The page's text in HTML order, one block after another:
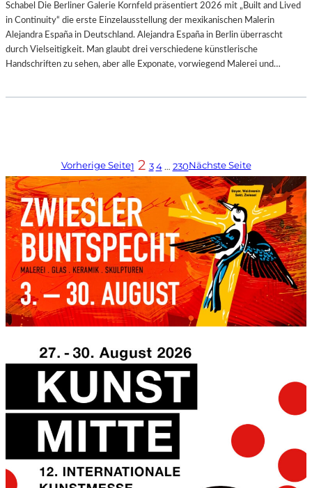
Schabel Die Berliner Galerie Kornfeld präsentiert 2026 mit „Built and Lived
in Continuity“ die erste Einzelausstellung der mexikanischen Malerin
Alejandra España in Deutschland. Alejandra España in Berlin überrascht
durch Vielseitigkeit. Man glaubt drei verschiedene künstlerische
Handschriften zu sehen, aber alle Exponate, vorwiegend Malerei und…
Vorherige Seite1 2 3 4 … 230Nächste Seite